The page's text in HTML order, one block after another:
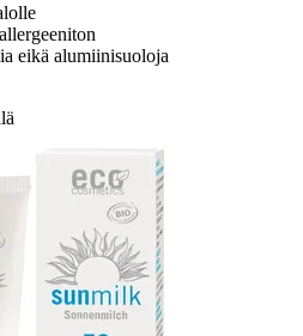
eikä alumiinisuoloja